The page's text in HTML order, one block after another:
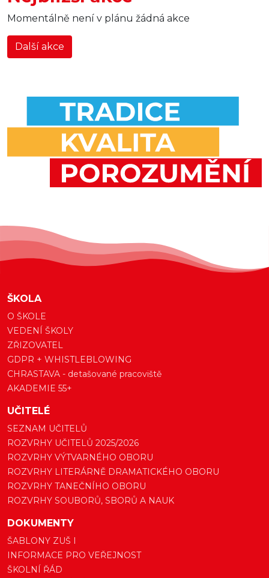
Momentálně není v plánu žádná akce
Další akce
ŠKOLA
O ŠKOLE
VEDENÍ ŠKOLY
ZŘIZOVATEL
GDPR + WHISTLEBLOWING
CHRASTAVA - detašované pracoviště
AKADEMIE 55+
UČITELÉ
SEZNAM UČITELŮ
ROZVRHY UČITELŮ 2025/2026
ROZVRHY VÝTVARNÉHO OBORU
ROZVRHY LITERÁRNĚ DRAMATICKÉHO OBORU
ROZVRHY TANEČNÍHO OBORU
ROZVRHY SOUBORŮ, SBORŮ A NAUK
DOKUMENTY
ŠABLONY ZUŠ I
INFORMACE PRO VEŘEJNOST
ŠKOLNÍ ŘÁD